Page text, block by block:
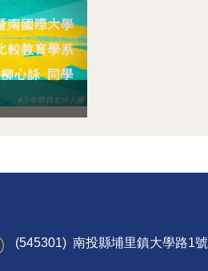
(545301) 南投縣埔里鎮大學路1號